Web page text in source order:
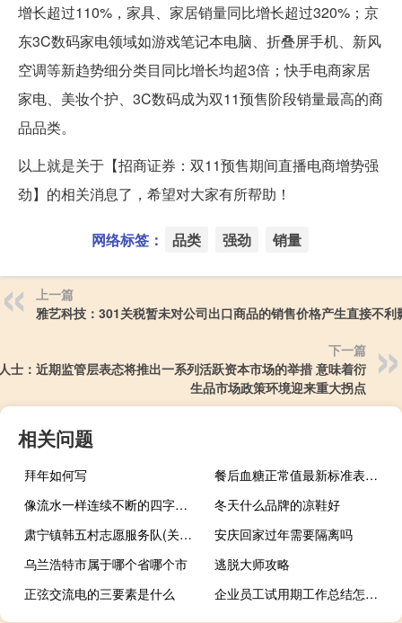
增长超过110%，家具、家居销量同比增长超过320%；京
东3C数码家电领域如游戏笔记本电脑、折叠屏手机、新风
空调等新趋势细分类目同比增长均超3倍；快手电商家居
家电、美妆个护、3C数码成为双11预售阶段销量最高的商
品品类。
以上就是关于【招商证券：双11预售期间直播电商增势强
劲】的相关消息了，希望对大家有所帮助！
网络标签： 品类 强劲 销量
上一篇
雅艺科技：301关税暂未对公司出口商品的销售价格产生直接不利
下一篇
士：近期监管层表态将推出一系列活跃资本市场的举措 意味着衍
生品市场政策环境迎来重大拐点
相关问题
拜年如何写
餐后血糖正常值最新标准表格图片（餐后血糖正常值最新标准表）
像流水一样连续不断的四字成语（像流水一样连续不断）
冬天什么品牌的凉鞋好
肃宁镇韩五村志愿服务队(关于肃宁镇韩五村志愿服务队简述)
安庆回家过年需要隔离吗
乌兰浩特市属于哪个省哪个市
逃脱大师攻略
正弦交流电的三要素是什么
企业员工试用期工作总结怎么写